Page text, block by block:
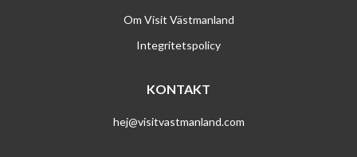
Om Visit Västmanland
Integritetspolicy
KONTAKT
hej@visitvastmanland.com